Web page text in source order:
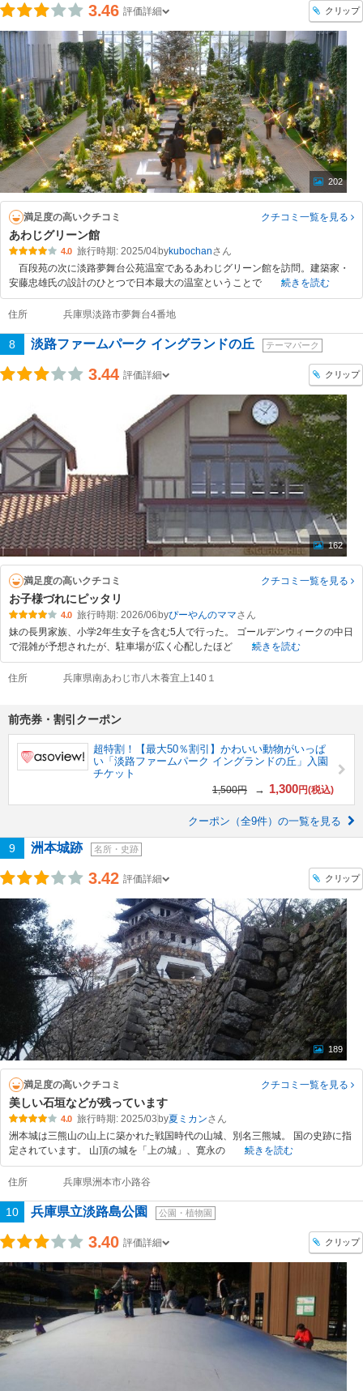
3.46 評価詳細 クリップ
202
満足度の高いクチコミ クチコミ一覧を見る
あわじグリーン館
4.0 旅行時期: 2025/04bykubochan
百段苑の次に淡路夢舞台公苑温室であるあわじグリーン館を訪問。建築家・
安藤忠雄氏の設計のひとつで日本最大の温室ということで
続きを読む
住所 兵庫県淡路市夢舞台4番地
8 淡路ファームパーク イングランドの丘 テーマパーク
3.44 評価詳細 クリップ
162
満足度の高いクチコミ クチコミ一覧を見る
お子様づれにピッタリ
4.0 旅行時期: 2026/06 byぴーやんのママ
妹の長男家族、小学2年生女子を含む5人で行った。 ゴールデンウィークの中日
で混雑が予想されたが、駐車場が広く心配したほど
続きを読む
住所 兵庫県南あわじ市八木養宜上140１
前売券・割引クーポン
超特割！【最大50％割引】かわいい動物がいっぱ
い「淡路ファームパーク イングランドの丘」入園
チケット
1,500円 → 1,300円(税込)
クーポン（全9件）の一覧を見る
9 洲本城跡 名所・史跡
3.42 評価詳細 クリップ
189
満足度の高いクチコミ クチコミ一覧を見る
美しい石垣などが残っています
4.0 旅行時期: 2025/03 by夏ミカン
洲本城は三熊山の山上に築かれた戦国時代の山城、別名三熊城。 国の史跡に指
定されています。 山頂の城を「上の城」、寛永の
続きを読む
住所 兵庫県洲本市小路谷
10 兵庫県立淡路島公園 公園・植物園
3.40 評価詳細 クリップ